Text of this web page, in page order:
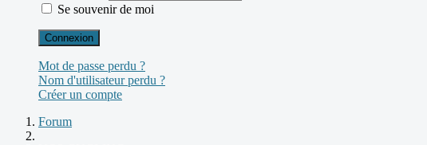
Se souvenir de moi
Connexion
Mot de passe perdu ?
Nom d'utilisateur perdu ?
Créer un compte
Forum